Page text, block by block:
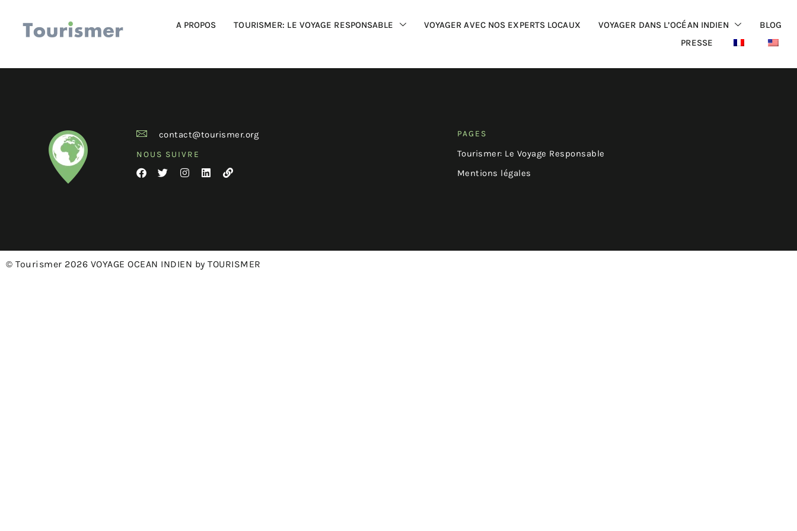
A PROPOS TOURISMER: LE VOYAGE RESPONSABLE VOYAGER AVEC NOS EXPERTS LOCAUX VOYAGER DANS L’OCÉAN INDIEN
BLOG
PRESSE
contact@tourismer.org
NOUS SUIVRE
PAGES
Tourismer: Le Voyage Responsable
Mentions légales
© Tourismer 2026 VOYAGE OCEAN INDIEN by TOURISMER